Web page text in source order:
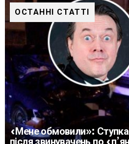
ОСТАННІ СТАТТІ
«Мене обмовили»: